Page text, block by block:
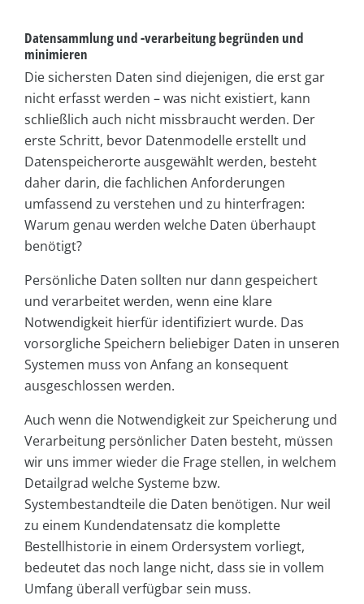
Datensammlung und -verarbeitung begründen und
minimieren
Die sichersten Daten sind diejenigen, die erst gar
nicht erfasst werden – was nicht existiert, kann
schließlich auch nicht missbraucht werden. Der
erste Schritt, bevor Datenmodelle erstellt und
Datenspeicherorte ausgewählt werden, besteht
daher darin, die fachlichen Anforderungen
umfassend zu verstehen und zu hinterfragen:
Warum genau werden welche Daten überhaupt
benötigt?
Persönliche Daten sollten nur dann gespeichert
und verarbeitet werden, wenn eine klare
Notwendigkeit hierfür identifiziert wurde. Das
vorsorgliche Speichern beliebiger Daten in unseren
Systemen muss von Anfang an konsequent
ausgeschlossen werden.
Auch wenn die Notwendigkeit zur Speicherung und
Verarbeitung persönlicher Daten besteht, müssen
wir uns immer wieder die Frage stellen, in welchem
Detailgrad welche Systeme bzw.
Systembestandteile die Daten benötigen. Nur weil
zu einem Kundendatensatz die komplette
Bestellhistorie in einem Ordersystem vorliegt,
bedeutet das noch lange nicht, dass sie in vollem
Umfang überall verfügbar sein muss.